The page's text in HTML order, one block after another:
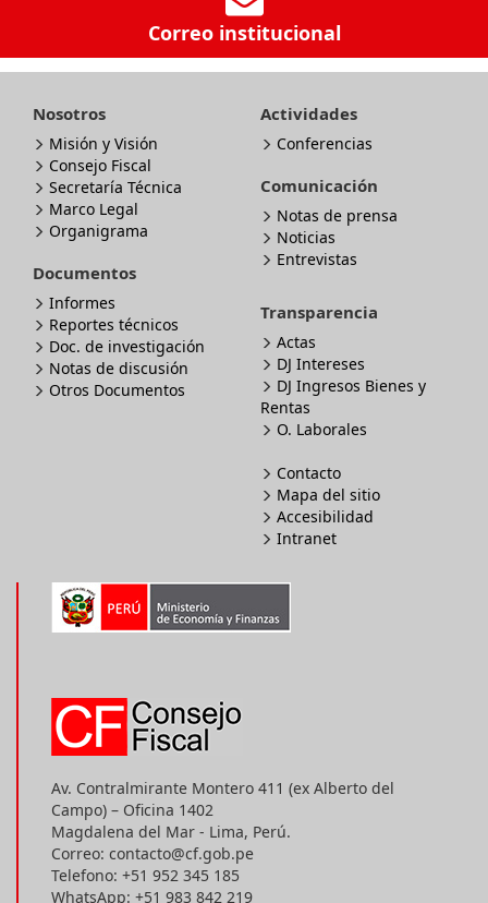
Correo institucional
Nosotros
Misión y Visión
Consejo Fiscal
Secretaría Técnica
Marco Legal
Organigrama
Documentos
Informes
Reportes técnicos
Doc. de investigación
Notas de discusión
Otros Documentos
Actividades
Conferencias
Comunicación
Notas de prensa
Noticias
Entrevistas
Transparencia
Actas
DJ Intereses
DJ Ingresos Bienes y
Rentas
O. Laborales
Contacto
Mapa del sitio
Accesibilidad
Intranet
Av. Contralmirante Montero 411 (ex Alberto del
Campo) – Oficina 1402
Magdalena del Mar - Lima, Perú.
Correo: contacto@cf.gob.pe
Telefono: +51 952 345 185
WhatsApp: +51 983 842 219